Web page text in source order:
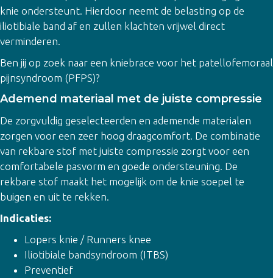
knie ondersteunt. Hierdoor neemt de belasting op de
iliotibiale band af en zullen klachten vrijwel direct
verminderen.
Ben jij op zoek naar een kniebrace voor het patellofemoraal
pijnsyndroom (PFPS)?
Ademend materiaal met de juiste compressie
De zorgvuldig geselecteerden en ademende materialen
zorgen voor een zeer hoog draagcomfort. De combinatie
van rekbare stof met juiste compressie zorgt voor een
comfortabele pasvorm en goede ondersteuning. De
rekbare stof maakt het mogelijk om de knie soepel te
buigen en uit te rekken.
Indicaties:
Lopers knie / Runners knee
Iliotibiale bandsyndroom (ITBS)
Preventief